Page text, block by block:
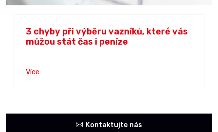
3 chyby při výběru vazníků, které vás
můžou stát čas i peníze
Více
Kontaktujte nás